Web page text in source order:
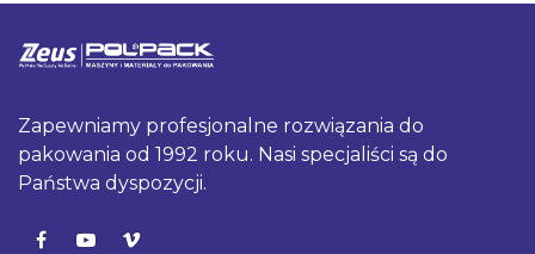
Zapewniamy profesjonalne rozwiązania do
pakowania od 1992 roku. Nasi specjaliści są do
Państwa dyspozycji.